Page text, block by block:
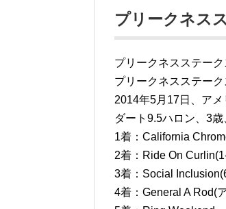
プリークネス
プリークネスステー
プリークネスステーク
2014年5月17日、ア
ダート9.5ハロン、3
1着：California
2着：Ride On
3着：Social
4着：General A Rod(